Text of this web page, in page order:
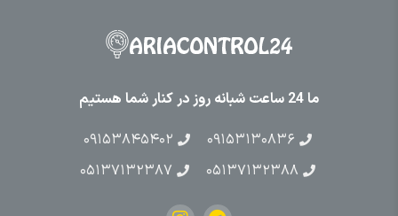
ما 24 ساعت شبانه روز در کنار شما هستیم
۰۹۱۵۳۱۳۰۸۳۶
۰۹۱۵۳۸۴۵۴۰۲
۰۵۱۳۷۱۳۲۳۸۸
۰۵۱۳۷۱۳۲۳۸۷